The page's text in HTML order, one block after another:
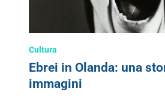
Cultura
Ebrei in Olanda: una
immagini